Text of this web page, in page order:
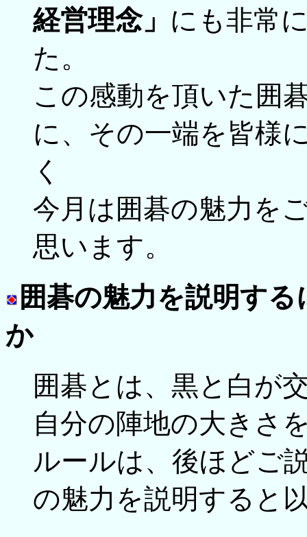
経営理念」 にも非常
た。
この感動を頂いた囲
に、その一端を皆様
く
今月は囲碁の魅力を
思います。
囲碁の魅力を説明す
か
囲碁とは、黒と白が
自分の陣地の大きさ
ルールは、後ほどご
の魅力を説明すると